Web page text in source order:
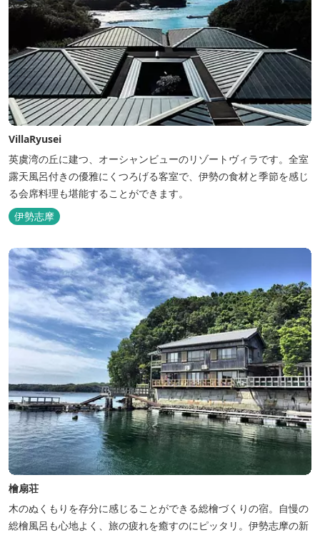
VillaRyusei
英虞湾の丘に建つ、オーシャンビューのリゾートヴィラです。全室
露天風呂付きの優雅にくつろげる客室で、伊勢の食材と季節を感じ
る会席料理も堪能することができます。
伊勢志摩
檜扇荘
木のぬくもりを存分に感じることができる総檜づくりの宿。自慢の
総檜風呂も心地よく、旅の疲れを癒すのにピッタリ。伊勢志摩の新